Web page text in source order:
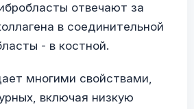
отвечают за
в соединительной
- в костной.
многими свойствами,
включая низкую